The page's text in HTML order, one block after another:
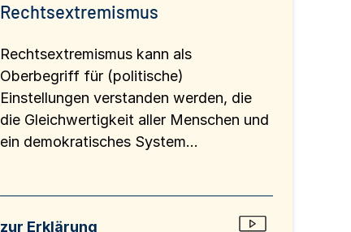
Rechtsextremismus
Rechtsextremismus kann als
Oberbegriff für (politische)
Einstellungen verstanden werden, die
die Gleichwertigkeit aller Menschen und
ein demokratisches System...
zur Erklärung